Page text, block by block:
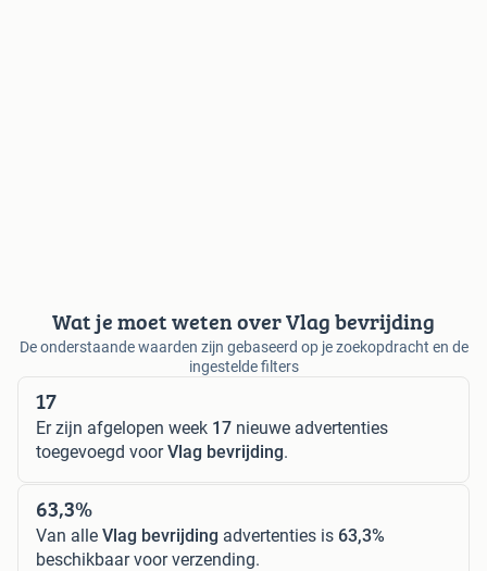
Wat je moet weten over Vlag bevrijding
De onderstaande waarden zijn gebaseerd op je zoekopdracht en de
ingestelde filters
17
Er zijn afgelopen week 17 nieuwe advertenties
toegevoegd voorVlag bevrijding.
63,3%
Van alle Vlag bevrijding advertenties is 63,3%
beschikbaar voor verzending.